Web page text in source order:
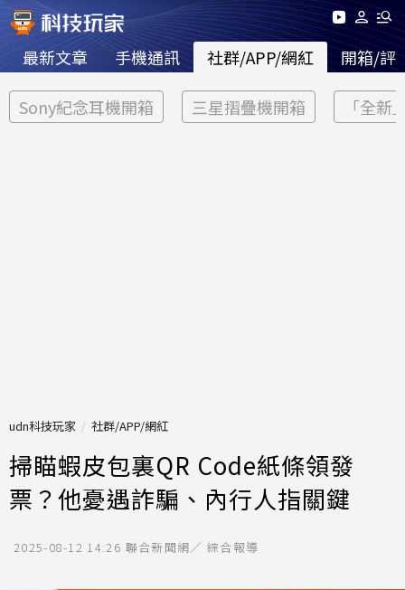
最新文章 手機通訊 社群/APP/網紅 開箱/評
Sony紀念耳機開箱 三星摺疊機開箱 「全新
udn科技玩家 社群/APP/網紅
掃瞄蝦皮包裏QR Code紙條領發
票？他憂遇詐騙、內行人指關鍵
2025-08-12 14:26 聯合新聞網／ 綜合報導